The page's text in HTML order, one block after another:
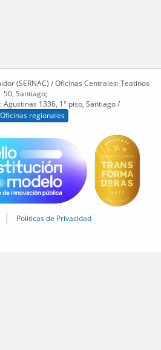
(SERNAC) / Oficinas Centrales: Teatinos
50, Santiago;
Agustinas 1336, 1° piso, Santiago /
regionales
Políticas de Privacidad